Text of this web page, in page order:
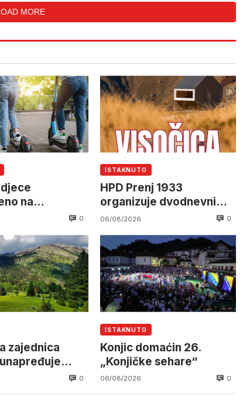
MORE
na
romobilima 0
ISTAKNUTO
HPD Prenj 1933
organizuje dvodnevni
izlet na Visočicu
06/08/2026 0
zajednica
na Ruištu 0
ISTAKNUTO
Konjic domaćin 26.
„Konjičke sehare“
06/08/2026 0